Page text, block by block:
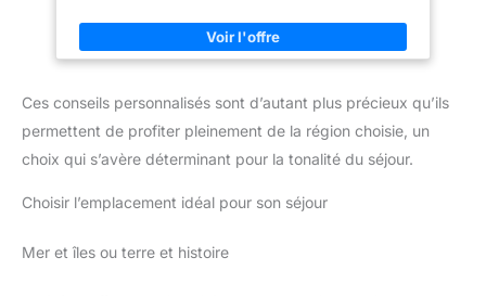
Ces conseils personnalisés sont d’autant plus précieux qu’ils
permettent de profiter pleinement de la région choisie, un
choix qui s’avère déterminant pour la tonalité du séjour.
Choisir l’emplacement idéal pour son séjour
Mer et îles ou terre et histoire